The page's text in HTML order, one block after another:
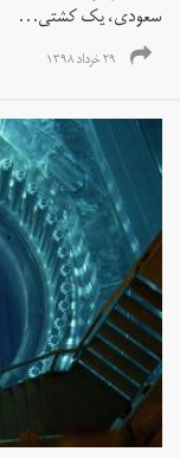
سعودی، یک کشتی...
۲۹ خرداد ۱۳۹۸